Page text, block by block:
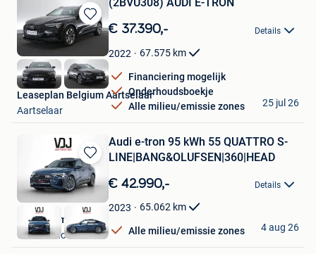
Bewaren
in
Favorieten
€ 37.390,- Details
2022 67.575 km
Financiering mogelijk
Onderhoudsboekje
Alle milieu/emissie zones
Leaseplan Belgium Aartselaar
Aartselaar
25 jul 26
Bewaren
in
Mijn
Favorieten
Audi e-tron 95 kWh 55 QUATTRO S-
LINE|BANG&OLUFSEN|360|HEAD
€ 42.990,- Details
2023 65.062 km
Alle milieu/emissie zones
VDJ Automotive
Grobbendonk
4 aug 26